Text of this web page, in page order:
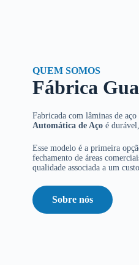
QUEM SOMOS
Fábrica
Fabricada com lâminas de
Automática de Aço é
Esse modelo é a primeira
fechamento de áreas
qualidade associada a um
Sobre nós